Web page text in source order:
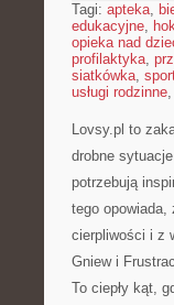
Tagi: apteka,
edukacyjne,
opieka nad
profilaktyka,
siatkówka,
usługi rodzinne,
Lovsy.pl to
drobne
potrzebują
tego opowiada,
cierpliwości i z
Gniew i
To ciepły kąt,